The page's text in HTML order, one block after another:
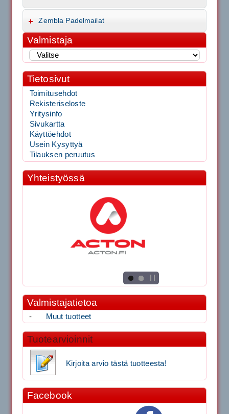
Zembla Padelmailat
Valmistaja
Tietosivut
Toimitusehdot
Rekisteriseloste
Yritysinfo
Sivukartta
Käyttöehdot
Usein Kysyttyä
Tilauksen peruutus
Yhteistyössä
Valmistajatietoa
- Muut tuotteet
Tuotearvioinnit
Kirjoita arvio tästä tuotteesta!
Facebook